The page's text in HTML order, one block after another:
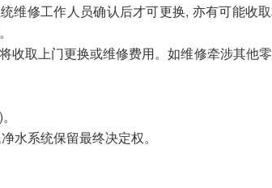
维修工作人员确认后才可更换, 亦有可能收
收取上门更换或维修费用。如维修牵涉其他
水系统保留最终决定权。